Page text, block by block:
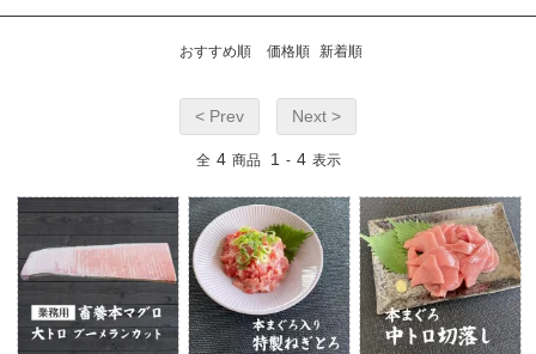
おすすめ順 価格順 新着順
< Prev Next >
全 4 商品 1 - 4 表示